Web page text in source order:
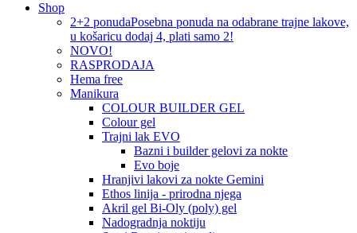
Shop
2+2 ponudaPosebna ponuda na odabrane trajne lakove,
u košaricu dodaj 4, plati samo 2!
NOVO!
RASPRODAJA
Hema free
Manikura
COLOUR BUILDER GEL
Colour gel
Trajni lak EVO
Bazni i builder gelovi za nokte
Evo boje
Hranjivi lakovi za nokte Gemini
Ethos linija - prirodna njega
Akril gel Bi-Oly (poly) gel
Nadogradnja noktiju